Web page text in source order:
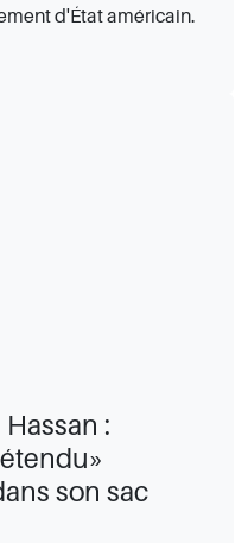
d'État américain.
:
son sac